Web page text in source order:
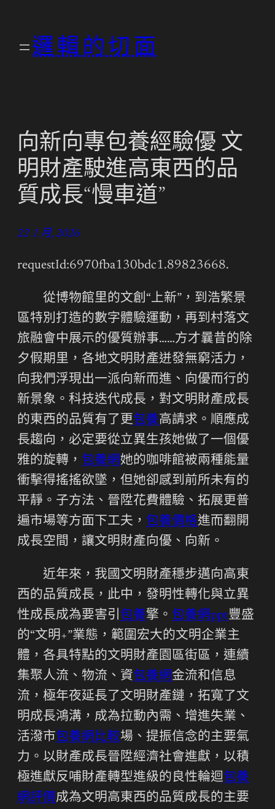
邏輯的切面
向新向專包養經驗優 文
明財產駛進高東西的品
質成長“慢車道”
22 1 月, 2026
requestId:6970fba130bdc1.89823668.
從博物館里的文創“上新”，到浩繁景
區特別打造的數字體驗運動，再到村落文
旅融會中展示的優質辦事……方才曩昔的除
夕假期里，各地文明財產迸發無窮活力，
向我們浮現出一派向新而進、向優而行的
新景象。科技迭代成長，對文明財產成長
的東西的品質有了更包養高請求。順應成
長趨向，必定要從立異生孩她做了一個優
雅的旋轉， 包養網她的咖啡館被兩種能量
衝擊得搖搖欲墜，但她卻感到前所未有的
平靜。子方法、晉陞花費體驗、拓展更普
遍市場等方面下工夫， 包養價格進而翻開
成長空間，讓文明財產向優、向新。
近年來，我國文明財產穩步邁向高東
西的品質成長，此中，發明性轉化與立異
性成長成為要害引 包養擎。 包養網ppt豐盛
的“文明+”業態，範圍宏大的文明企業主
體，各具特點的文明財產園區街區，連續
集聚人流、物流、資包養網金流和信息
流，極年夜延長了文明財產鏈，拓寬了文
明成長鴻溝，成為拉動內需、增進失業、
活潑市包養網比較場、提振信念的主要氣
力。以財產成長晉陞經濟社會進獻，以積
極進獻反哺財產轉型進級的良性輪迴包養
網評價成為文明高東西的品質成長的主要